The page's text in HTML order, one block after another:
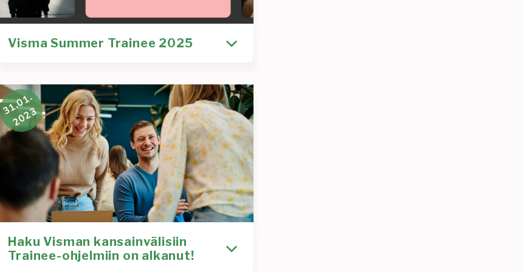
Visma Summer Trainee 2025
Hello future Visma Summer Trainee! 👋 Visma
Summer Trainee is a summer job program for
Kirjoittaja
Heidi Tuurala
Rekrytointi
rekry rekrytointi visma
Lue lisää
:
Visma
Trainee
2025
31.01.
2023
Haku Visman kansainvälisiin
Trainee-ohjelmiin on alkanut!